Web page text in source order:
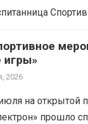
мощи.
1 место на
10.01,78.
тренер-
2026
на открытой
прошло